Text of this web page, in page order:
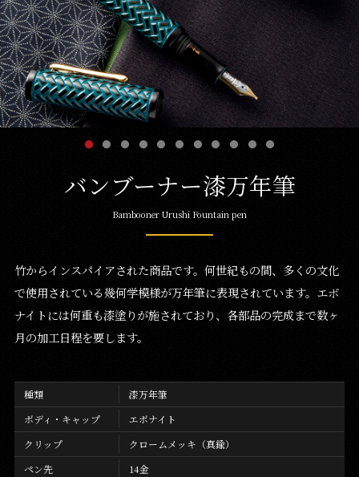
バンブーナー漆万年筆
Bambooner Urushi Fountain pen
竹からインスパイアされた商品です。何世紀もの間、多くの文化
で使用されている幾何学模様が万年筆に表現されています。エボ
ナイトには何重も漆塗りが施されており、各部品の完成まで数ヶ
月の加工日程を要します。
種類
漆万年筆
ボディ・キャップ
エボナイト
クリップ
クロームメッキ（真鍮）
ペン先
14金